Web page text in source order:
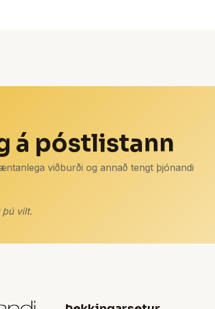
á póstlistann
viðburði og annað tengt þjónandi
vilt.